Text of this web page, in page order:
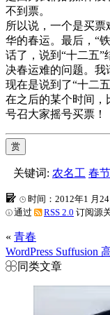
不到票。
所以说，一个是买
华的春运。最后，“
话了，说到“十二五”
决春运难的问题。我
现在是说到了“十二
在之后的某个时间，
号召大家摇号买票！
赏
关键词: 农名工 春节
时间：2012年1 月
通过
RSS 2.0 订阅源
« 青春
WordPress Suffusion
同类文章